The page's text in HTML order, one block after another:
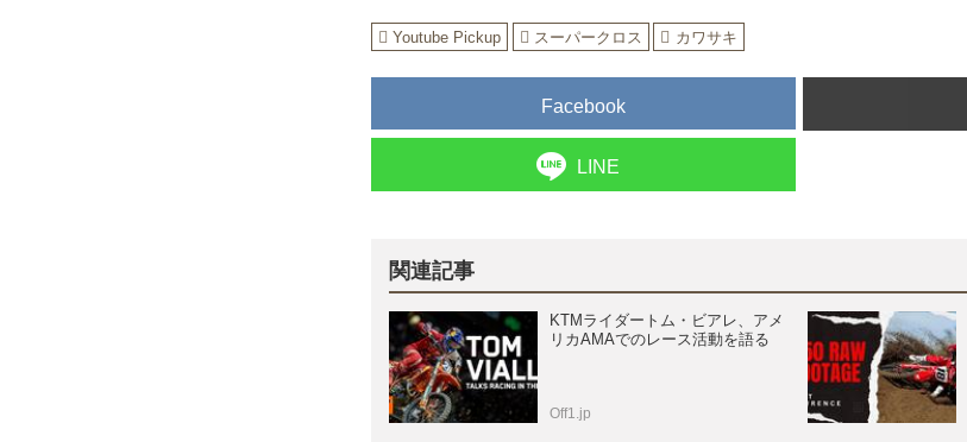
Youtube Pickup スーパークロス カワサキ
Facebook
LINE
関連記事
KTMライダートム・ビアレ、アメ
リカAMAでのレース活動を語る
Off1.jp